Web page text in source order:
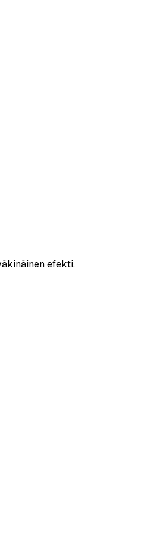
efekti.